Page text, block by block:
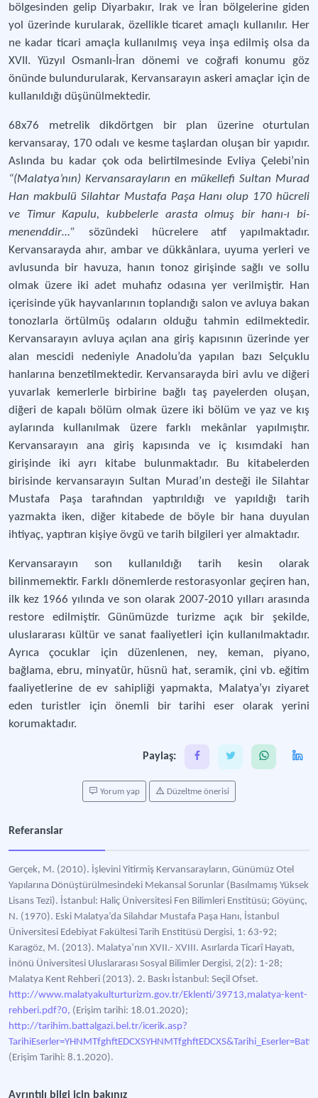
bölgesinden gelip Diyarbakır, Irak ve İran bölgelerine giden
yol üzerinde kurularak, özellikle ticaret amaçlı kullanılır. Her
ne kadar ticari amaçla kullanılmış veya inşa edilmiş olsa da
XVII. Yüzyıl Osmanlı-İran dönemi ve coğrafi konumu göz
önünde bulundurularak, Kervansarayın askeri amaçlar için de
kullanıldığı düşünülmektedir.
68x76 metrelik dikdörtgen bir plan üzerine oturtulan
kervansaray, 170 odalı ve kesme taşlardan oluşan bir yapıdır.
Aslında bu kadar çok oda belirtilmesinde Evliya Çelebi’nin
“(Malatya’nın) Kervansarayların en mükellefi Sultan Murad
Han makbulü Silahtar Mustafa Paşa Hanı olup 170 hücreli
ve Timur Kapulu, kubbelerle arasta olmuş bir hanı-ı bi-
menenddir…” sözündeki hücrelere atıf yapılmaktadır.
Kervansarayda ahır, ambar ve dükkânlara, uyuma yerleri ve
avlusunda bir havuza, hanın tonoz girişinde sağlı ve sollu
olmak üzere iki adet muhafız odasına yer verilmiştir. Han
içerisinde yük hayvanlarının toplandığı salon ve avluya bakan
tonozlarla örtülmüş odaların olduğu tahmin edilmektedir.
Kervansarayın avluya açılan ana giriş kapısının üzerinde yer
alan mescidi nedeniyle Anadolu’da yapılan bazı Selçuklu
hanlarına benzetilmektedir. Kervansarayda biri avlu ve diğeri
yuvarlak kemerlerle birbirine bağlı taş payelerden oluşan,
diğeri de kapalı bölüm olmak üzere iki bölüm ve yaz ve kış
aylarında kullanılmak üzere farklı mekânlar yapılmıştır.
Kervansarayın ana giriş kapısında ve iç kısımdaki han
girişinde iki ayrı kitabe bulunmaktadır. Bu kitabelerden
birisinde kervansarayın Sultan Murad’ın desteği ile Silahtar
Mustafa Paşa tarafından yaptırıldığı ve yapıldığı tarih
yazmakta iken, diğer kitabede de böyle bir hana duyulan
ihtiyaç, yaptıran kişiye övgü ve tarih bilgileri yer almaktadır.
Kervansarayın son kullanıldığı tarih kesin olarak
bilinmemektir. Farklı dönemlerde restorasyonlar geçiren han,
ilk kez 1966 yılında ve son olarak 2007-2010 yılları arasında
restore edilmiştir. Günümüzde turizme açık bir şekilde,
uluslararası kültür ve sanat faaliyetleri için kullanılmaktadır.
Ayrıca çocuklar için düzenlenen, ney, keman, piyano,
bağlama, ebru, minyatür, hüsnü hat, seramik, çini vb. eğitim
faaliyetlerine de ev sahipliği yapmakta, Malatya’yı ziyaret
eden turistler için önemli bir tarihi eser olarak yerini
korumaktadır.
Paylaş:
Yorum yap Düzeltme önerisi
Referanslar
Gerçek, M. (2010). İşlevini Yitirmiş Kervansarayların, Günümüz Otel
Yapılarına Dönüştürülmesindeki Mekansal Sorunlar (Basılmamış Yüksek
Lisans Tezi). İstanbul: Haliç Üniversitesi Fen Bilimleri Enstitüsü; Göyünç,
N. (1970). Eski Malatya’da Silahdar Mustafa Paşa Hanı, İstanbul
Üniversitesi Edebiyat Fakültesi Tarih Enstitüsü Dergisi, 1: 63-92;
Karagöz, M. (2013). Malatya’nın XVII.- XVIII. Asırlarda Ticarî Hayatı,
İnönü Üniversitesi Uluslararası Sosyal Bilimler Dergisi, 2(2): 1-28;
Malatya Kent Rehberi (2013). 2. Baskı İstanbul: Seçil Ofset.
http://www.malatyakulturturizm.gov.tr/Eklenti/39713,malatya-kent-
rehberi.pdf?0, (Erişim tarihi: 18.01.2020);
http://tarihim.battalgazi.bel.tr/icerik.asp?
(Erişim Tarihi: 8.1.2020).
Ayrıntılı bilgi için bakınız